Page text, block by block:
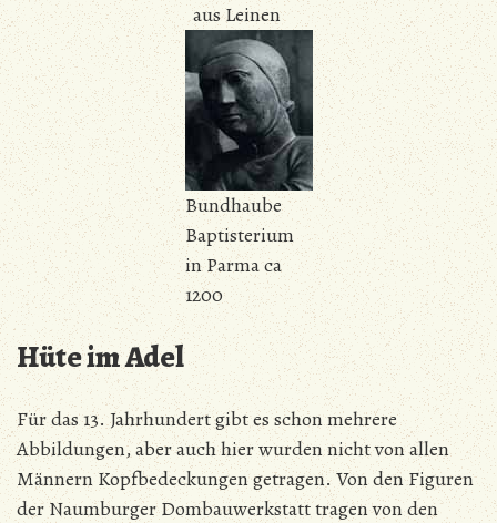
aus Leinen
Bundhaube
Baptisterium
in Parma ca
1200
Hüte im Adel
Für das 13. Jahrhundert gibt es schon mehrere
Abbildungen, aber auch hier wurden nicht von allen
Männern Kopfbedeckungen getragen. Von den Figuren
der Naumburger Dombauwerkstatt tragen von den